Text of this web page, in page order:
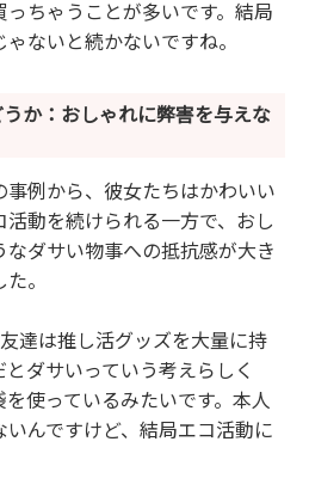
ちゃうことが多いです。結局
ないと続かないですね。
か：おしゃれに弊害を与えな
例から、彼女たちはかわいい
動を続けられる一方で、おし
ダサい物事への抵抗感が大き
。
達は推し活グッズを大量に持
ダサいっていう考えらしく
使っているみたいです。本人
んですけど、結局エコ活動に